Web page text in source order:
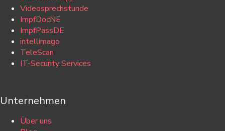
Videosprechstunde
ImpfDocNE
ImpfPassDE
intellimago
TeleScan
IT-Security Services
Unternehmen
Über uns